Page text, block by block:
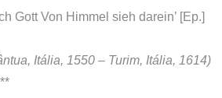
Gott Von Himmel sieh darein’ [Ep.]
Itália, 1550 – Turim, Itália, 1614)